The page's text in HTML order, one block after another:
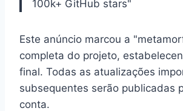
100k+ GitHub stars"
Este anúncio marcou a
completa do projeto,
final. Todas as atualizações
subsequentes serão publicadas
conta.